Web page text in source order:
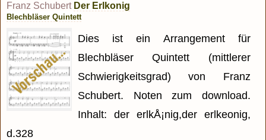
Franz Schubert Der Erlkonig
Blechbläser Quintett
Dies ist ein Arrangement für
Blechbläser Quintett (mittlerer
Schwierigkeitsgrad) von Franz
Schubert. Noten zum download.
Inhalt: der erlkÅ¡nig,der erlkeonig,
d.328